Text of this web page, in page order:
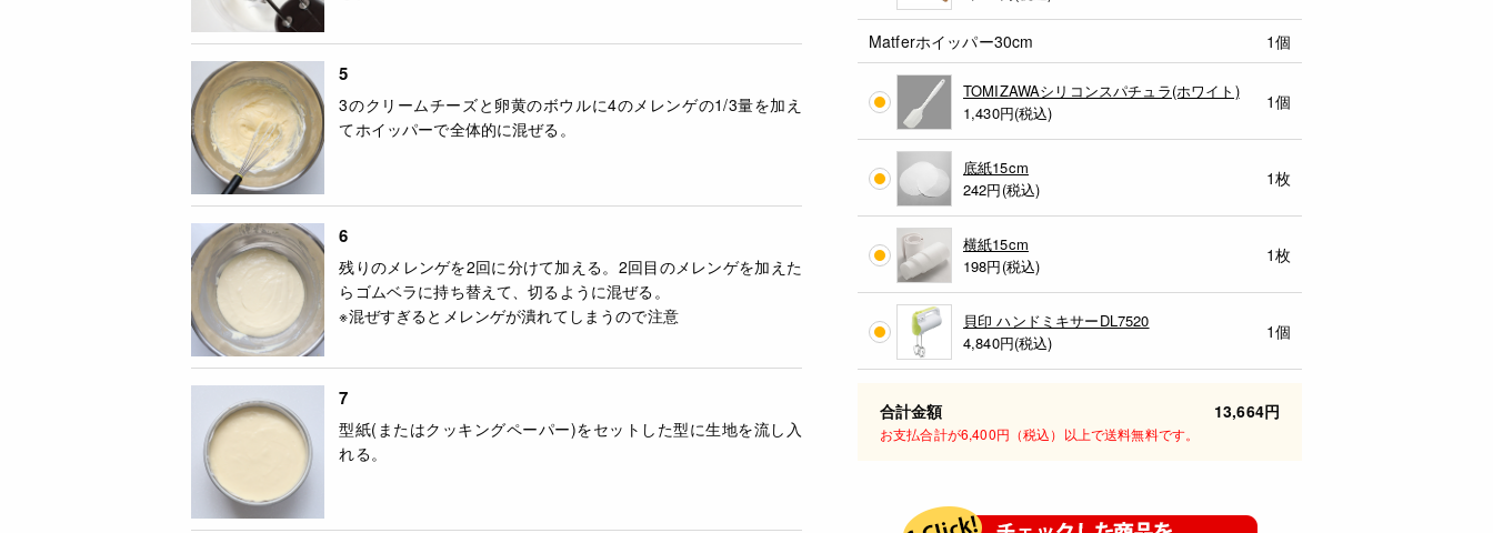
Matferホイッパー30cm 1個
TOMIZAWAシリコンスパチュラ(ホワイト)
1,430円(税込)
1個
底紙15cm
242円(税込)
1枚
横紙15cm
198円(税込)
1枚
貝印 ハンドミキサーDL7520
4,840円(税込)
1個
合計金額 13,664円
お支払合計が6,400円（税込）以上で送料無料です。
5
3のクリームチーズと卵黄のボウルに4のメレンゲの1/3量を加え
てホイッパーで全体的に混ぜる。
6
残りのメレンゲを2回に分けて加える。2回目のメレンゲを加えた
らゴムベラに持ち替えて、切るように混ぜる。
※混ぜすぎるとメレンゲが潰れてしまうので注意
7
型紙(またはクッキングペーパー)をセットした型に生地を流し入
れる。